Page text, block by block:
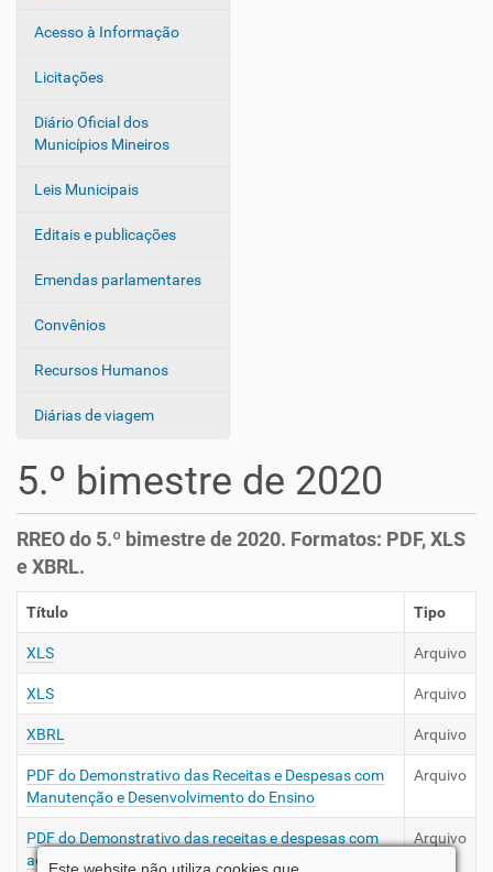
Acesso à Informação
Licitações
Diário Oficial dos
Municípios Mineiros
Leis Municipais
Editais e publicações
Emendas parlamentares
Convênios
Recursos Humanos
Diárias de viagem
5.º bimestre de 2020
RREO do 5.º bimestre de 2020. Formatos: PDF, XLS
e XBRL.
Título Tipo
XLS Arquivo
XLS Arquivo
XBRL Arquivo
PDF do Demonstrativo das Receitas e Despesas com
Manutenção e Desenvolvimento do Ensino
Arquivo
PDF do Demonstrativo das receitas e despesas com
ações e serviços públicos de saúde orçamentos fiscal
Arquivo